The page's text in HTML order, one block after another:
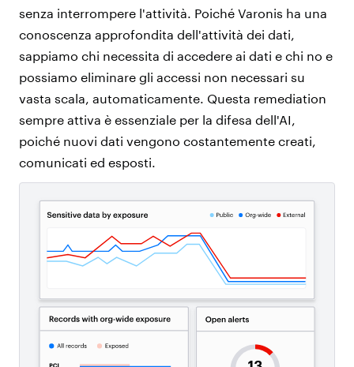
senza interrompere l'attività. Poiché Varonis ha una
conoscenza approfondita dell'attività dei dati,
sappiamo chi necessita di accedere ai dati e chi no e
possiamo eliminare gli accessi non necessari su
vasta scala, automaticamente. Questa remediation
sempre attiva è essenziale per la difesa dell'AI,
poiché nuovi dati vengono costantemente creati,
comunicati ed esposti.